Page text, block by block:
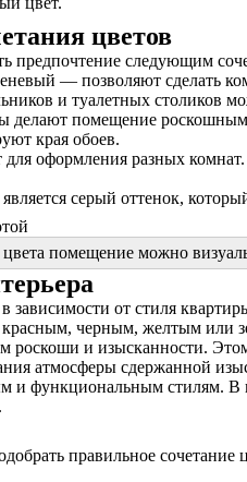
цветов
предпочтение следующим
— позволяют сделать
и туалетных столиков
делают помещение
края обоев.
оформления разных комнат.
серый оттенок,
помещение можно
от стиля
красным, черным, желтым или
роскоши и изысканности.
атмосферы сдержанной
и функциональным стилям. В
правильное сочетание